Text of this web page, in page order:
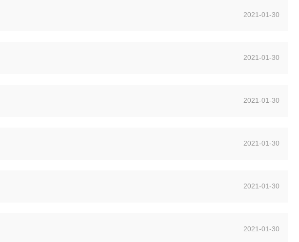
2021-01-30
2021-01-30
2021-01-30
2021-01-30
2021-01-30
2021-01-30